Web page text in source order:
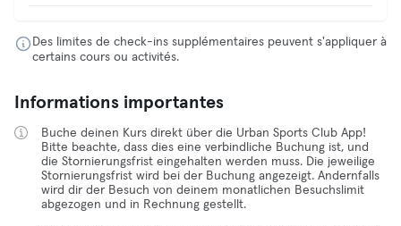
Des limites de check-ins supplémentaires peuvent s'appliquer à
certains cours ou activités.
Informations importantes
Buche deinen Kurs direkt über die Urban Sports Club App!
Bitte beachte, dass dies eine verbindliche Buchung ist, und
die Stornierungsfrist eingehalten werden muss. Die jeweilige
Stornierungsfrist wird bei der Buchung angezeigt. Andernfalls
wird dir der Besuch von deinem monatlichen Besuchslimit
abgezogen und in Rechnung gestellt.